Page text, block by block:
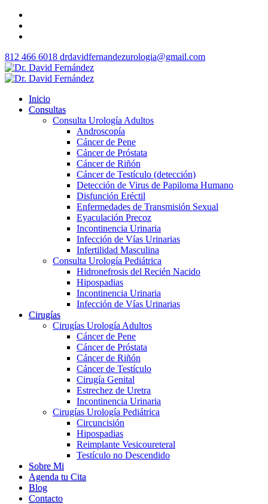
812 466 6018 drdavidfernandezurologia@gmail.com
Inicio
Consultas
Consulta Urología Adultos
Androscopía
Cáncer de Pene
Cáncer de Próstata
Cáncer de Riñón
Cáncer de Testículo (detección)
Detección de Virus de Papiloma Humano
Disfunción Eréctil
Enfermedades de Transmisión Sexual
Eyaculación Precoz
Incontinencia Urinaria
Infección de Vías Urinarias
Infertilidad Masculina
Consulta Urología Pediátrica
Hidronefrosis del Recién Nacido
Hipospadias
Incontinencia Urinaria
Infección de Vías Urinarias
Cirugías
Cirugías Urología Adultos
Cáncer de Pene
Cáncer de Próstata
Cáncer de Riñón
Cáncer de Testículo
Cirugía Genital
Estrechez de Uretra
Incontinencia Urinaria
Cirugías Urología Pediátrica
Circuncisión
Hipospadias
Reimplante Vesicoureteral
Testículo no Descendido
Sobre Mi
Agenda tu Cita
Blog
Contacto